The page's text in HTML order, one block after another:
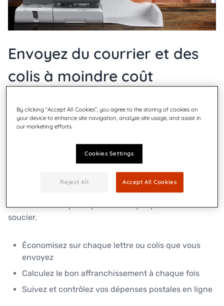
Envoyez du courrier et des
colis à moindre coût
Vous voulez faire partir le courrier et les paquets plus
rapidement et économiser de l'argent ?
Notre gamme de machines à affranchir pèse,
affranchit, scelle et timbre automatiquement votre
courrier sortant pour que vous n'ayez pas à vous en
soucier.
Économisez sur chaque lettre ou colis que vous
envoyez
Calculez le bon affranchissement à chaque fois
Suivez et contrôlez vos dépenses postales en ligne
By clicking “Accept All Cookies”, you agree to the storing of cookies on
your device to enhance site navigation, analyze site usage, and assist in
our marketing efforts.
Cookies Settings
Reject All Accept All Cookies